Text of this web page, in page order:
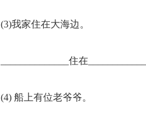
(3)我家住在大海边。
______________住在
(4) 船上有位老爷爷。